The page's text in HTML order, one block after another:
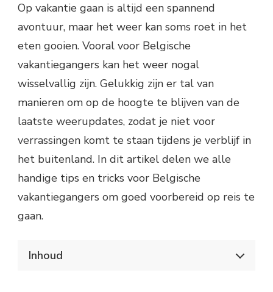
Op vakantie gaan is altijd een spannend
avontuur, maar het weer kan soms roet in het
eten gooien. Vooral voor Belgische
vakantiegangers kan het weer nogal
wisselvallig zijn. Gelukkig zijn er tal van
manieren om op de hoogte te blijven van de
laatste weerupdates, zodat je niet voor
verrassingen komt te staan tijdens je verblijf in
het buitenland. In dit artikel delen we alle
handige tips en tricks voor Belgische
vakantiegangers om goed voorbereid op reis te
gaan.
Inhoud